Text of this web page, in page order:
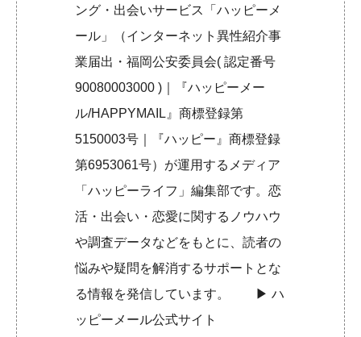
ング・出会いサービス「ハッピーメ
ール」（インターネット異性紹介事
業届出・福岡公安委員会( 認定番号
90080003000 )｜『ハッピーメー
ル/HAPPYMAIL』商標登録第
5150003号｜『ハッピー』商標登録
第6953061号）が運用するメディア
「ハッピーライフ」編集部です。恋
活・出会い・恋愛に関するノウハウ
や調査データなどをもとに、読者の
悩みや疑問を解消するサポートとな
る情報を発信しています。 ▶︎ハ
ッピーメール公式サイト